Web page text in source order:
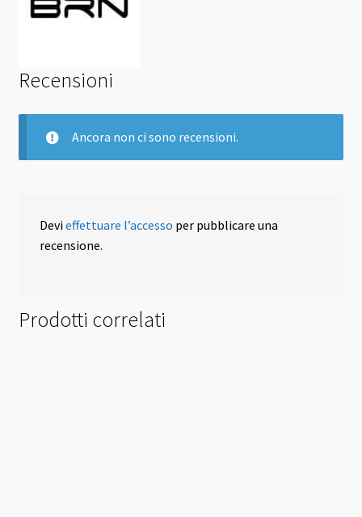
Recensioni
Ancora non ci sono recensioni.
Devieffettuare l’accesso per pubblicare una
recensione.
Prodotti correlati